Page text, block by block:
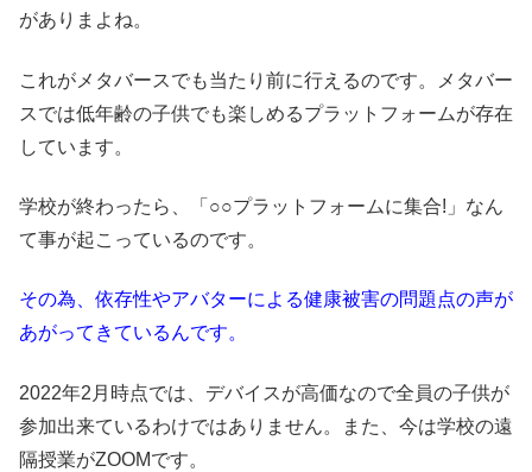
がありまよね。
これがメタバースでも当たり前に行えるのです。メタバー
スでは低年齢の子供でも楽しめるプラットフォームが存在
しています。
学校が終わったら、「○○プラットフォームに集合!」なん
て事が起こっているのです。
その為、依存性やアバターによる健康被害の問題点の声が
あがってきているんです。
2022年2月時点では、デバイスが高価なので全員の子供が
参加出来ているわけではありません。また、今は学校の遠
隔授業がZOOMです。